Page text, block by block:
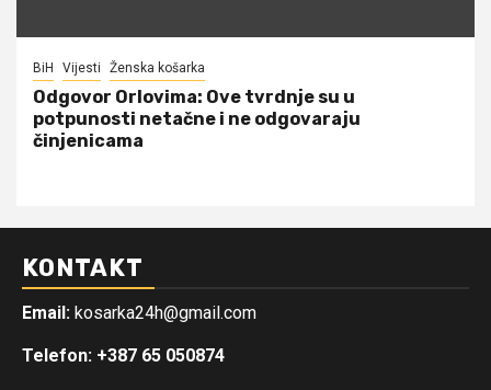
BiH Vijesti Ženska košarka
Odgovor Orlovima: ​Ove tvrdnje su u
potpunosti netačne i ne odgovaraju
činjenicama
KONTAKT
Email: kosarka24h@gmail.com
Telefon: +387 65 050874